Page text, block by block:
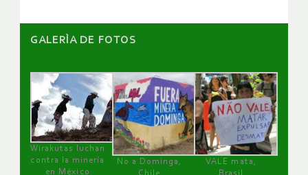
GALERÌA DE FOTOS
Wirakutas luchan
contra la minería
en México
No a Dominga,
VALE mata,